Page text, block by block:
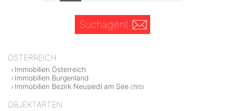
Suchagent
ÖSTERREICH
Immobilien Österreich
Immobilien Burgenland
Immobilien Bezirk Neusiedl am See (795)
OBJEKTARTEN